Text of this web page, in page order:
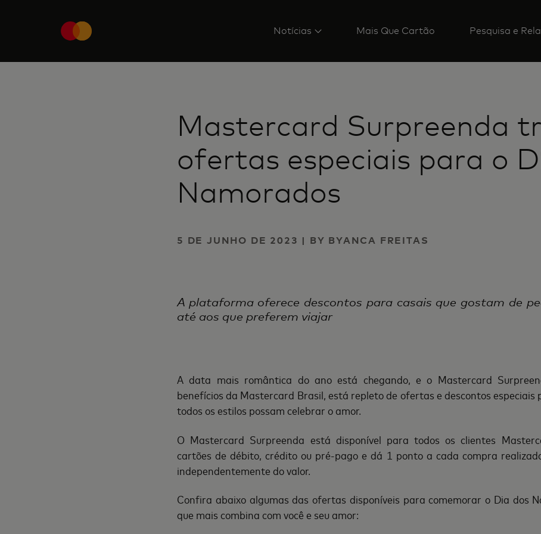
Notícias Mais Que Cartão Pesquisa e
Mastercard Surpreenda
ofertas especiais para o
Namorados
5 DE JUNHO DE 2023 | BY BYANCA FREITAS
A plataforma oferece descontos para casais que gostam de
até aos que preferem viajar
A data mais romântica do ano está chegando, e o Mastercard
benefícios da Mastercard Brasil, está repleto de ofertas e descontos especiais
todos os estilos possam celebrar o amor.
O Mastercard Surpreenda está disponível para todos os clientes
cartões de débito, crédito ou pré-pago e dá 1 ponto a cada compra
independentemente do valor.
Confira abaixo algumas das ofertas disponíveis para comemorar o Dia dos
que mais combina com você e seu amor: